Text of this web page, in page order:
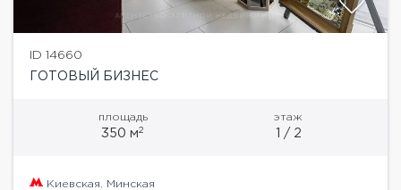
ID 14660
ГОТОВЫЙ БИЗНЕС
площадь
350 м2
этаж
1 / 2
Киевская Минская